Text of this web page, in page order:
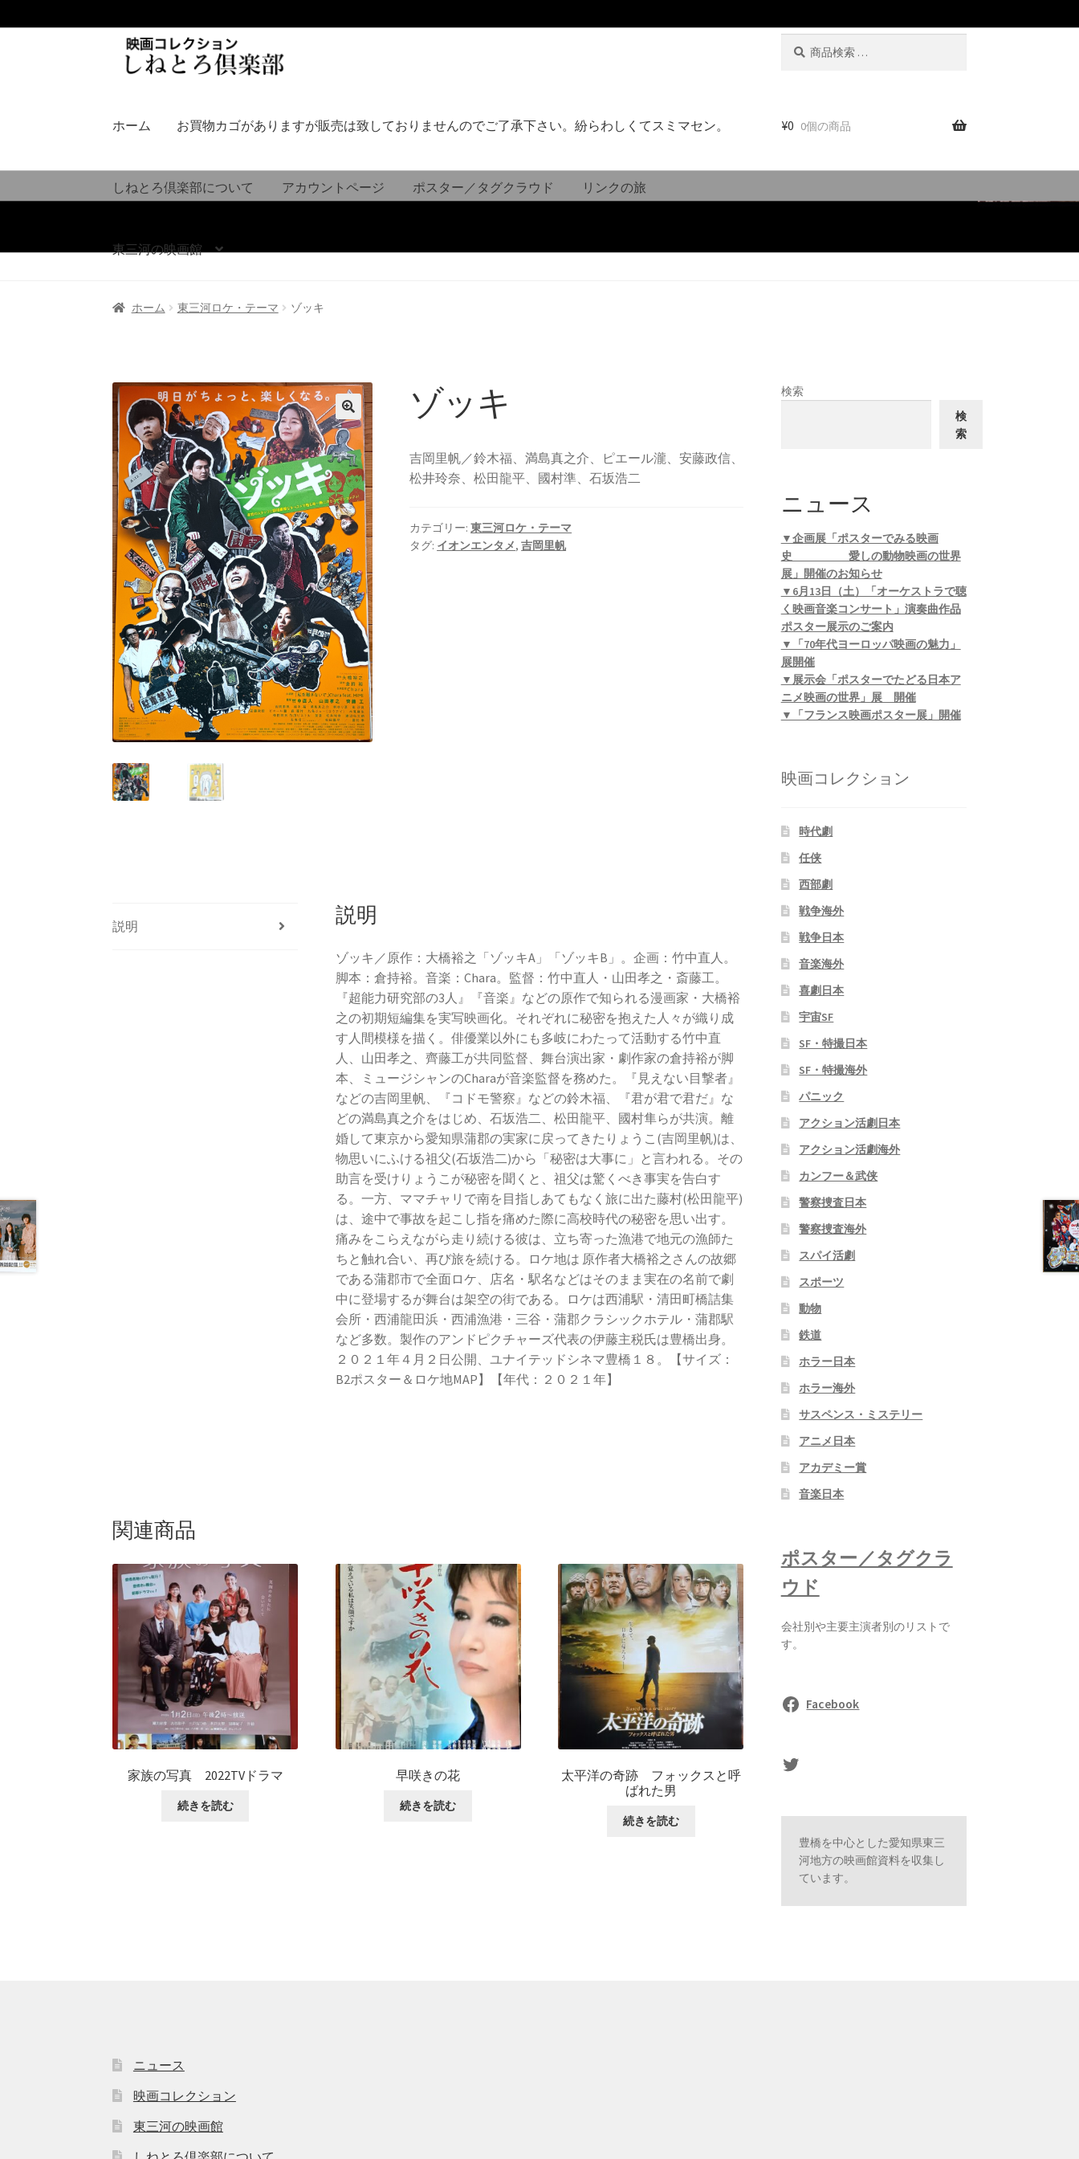
シ
へ
ス
ッ
ツ
キ
ッ
ホーム お買物カゴがありますが販売は致しておりませんのでご了承下さい。紛らわしくてスミマセン。
しねとろ倶楽部について アカウントページ ポスター／タグクラウド リンクの旅
東三河の映画館
¥0 0個の商品
ホーム 東三河ロケ・テーマ ゾッキ
ゾッキ
吉岡里帆／鈴木福、満島真之介、ピエール瀧、安藤政信、
松井玲奈、松田龍平、國村準、石坂浩二
カテゴリー:東三河ロケ・テーマ
タグ: イオンエンタメ,吉岡里帆
説明 説明
ゾッキ／原作：大橋裕之「ゾッキA」「ゾッキB」。企画：竹中直人。
脚本：倉持裕。音楽：Chara。監督：竹中直人・山田孝之・斎藤工。
『超能力研究部の3人』『音楽』などの原作で知られる漫画家・大橋裕
之の初期短編集を実写映画化。それぞれに秘密を抱えた人々が織り成
す人間模様を描く。俳優業以外にも多岐にわたって活動する竹中直
人、山田孝之、齊藤工が共同監督、舞台演出家・劇作家の倉持裕が脚
本、ミュージシャンのCharaが音楽監督を務めた。『見えない目撃者』
などの吉岡里帆、『コドモ警察』などの鈴木福、『君が君で君だ』な
どの満島真之介をはじめ、石坂浩二、松田龍平、國村隼らが共演。離
婚して東京から愛知県蒲郡の実家に戻ってきたりょうこ(吉岡里帆)は、
物思いにふける祖父(石坂浩二)から「秘密は大事に」と言われる。その
助言を受けりょうこが秘密を聞くと、祖父は驚くべき事実を告白す
る。一方、ママチャリで南を目指しあてもなく旅に出た藤村(松田龍平)
は、途中で事故を起こし指を痛めた際に高校時代の秘密を思い出す。
痛みをこらえながら走り続ける彼は、立ち寄った漁港で地元の漁師た
ちと触れ合い、再び旅を続ける。ロケ地は 原作者大橋裕之さんの故郷
である蒲郡市で全面ロケ、店名・駅名などはそのまま実在の名前で劇
中に登場するが舞台は架空の街である。ロケは西浦駅・清田町橋詰集
会所・西浦龍田浜・西浦漁港・三谷・蒲郡クラシックホテル・蒲郡駅
など多数。製作のアンドピクチャーズ代表の伊藤主税氏は豊橋出身。
２０２１年４月２日公開、ユナイテッドシネマ豊橋１８。【サイズ：
B2ポスター＆ロケ地MAP】【年代：２０２１年】
関連商品
家族の写真 2022TVドラマ
続きを読む
早咲きの花
続きを読む
太平洋の奇跡 フォックスと呼
ばれた男
続きを読む
検索
検
索
ニュース
▼企画展「ポスターでみる映画
史 愛しの動物映画の世界
展」開催のお知らせ
▼6月13日（土）「オーケストラで聴
く映画音楽コンサート」演奏曲作品
ポスター展示のご案内
▼「70年代ヨーロッパ映画の魅力」
展開催
▼展示会「ポスターでたどる日本ア
ニメ映画の世界」展 開催
▼「フランス映画ポスター展」開催
映画コレクション
時代劇
任侠
西部劇
戦争海外
戦争日本
音楽海外
喜劇日本
宇宙SF
SF・特撮日本
SF・特撮海外
パニック
アクション活劇日本
アクション活劇海外
カンフー＆武侠
警察捜査日本
警察捜査海外
スパイ活劇
スポーツ
動物
鉄道
ホラー日本
ホラー海外
サスペンス・ミステリー
アニメ日本
アカデミー賞
音楽日本
ポスター／タグクラ
ウド
会社別や主要主演者別のリストで
す。
Facebook
sasaki's Twitter
豊橋を中心とした愛知県東三
河地方の映画館資料を収集し
ています。
ニュース
映画コレクション
東三河の映画館